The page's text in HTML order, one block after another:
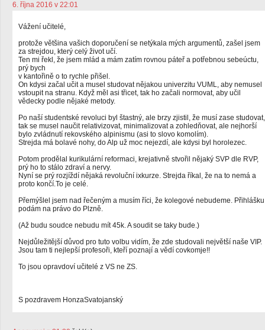
6. října 2016 v 22:01
Vážení učitelé,
protože většina vašich doporučení se netýkala mých argumentů, zašel jsem
za strejdou, který celý život učí.
Ten mi řekl, že jsem mlád a mám zatím rovnou páteř a potřebnou sebeúctu,
prý bych
v kantořině o to rychle přišel.
On kdysi začal učit a musel studovat nějakou univerzitu VUML, aby nemusel
vstoupit na stranu. Když měl asi třicet, tak ho začali normovat, aby učil
vědecky podle nějaké metody.
Po naší studentské revoluci byl štastný, ale brzy zjistil, že musí zase studovat,
tak se musel naučit relativizovat, minimalizovat a zohledňovat, ale nejhorší
bylo zvládnutí rekovského alpinismu (asi to slovo komolím).
Strejda má bolavé nohy, do Alp už moc nejezdí, ale kdysi byl horolezec.
Potom prodělal kurikulární reformaci, krejativně stvořil nějaký SVP dle RVP,
prý ho to stálo zdraví a nervy.
Nyní se prý rozjíždí nějaká revoluční ixkurze. Strejda říkal, že na to nemá a
proto končí.To je celé.
Přemýšlel jsem nad řečeným a musím říci, že kolegové nebudeme. Přihlášku
podám na právo do Plzně.
(Až budu soudce nebudu mít 45k. A soudit se taky bude.)
Nejdůležitější důvod pro tuto volbu vidím, že zde studovali největší naše VIP.
Jsou tam ti nejlepší profesoři, kteří poznají a vědí covkomje!!
To jsou opravdoví učitelé z VS ne ZS.
S pozdravem HonzaSvatojanský